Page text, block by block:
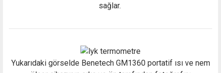
sağlar.
Yukarıdaki görselde Benetech GM1360 portatif ısı ve nem